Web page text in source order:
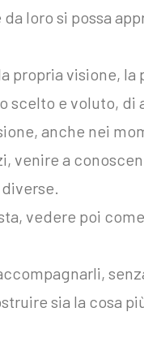
loro si possa
propria visione, la
scelto e voluto, di
anche nei
venire a
vedere poi
sia la cosa